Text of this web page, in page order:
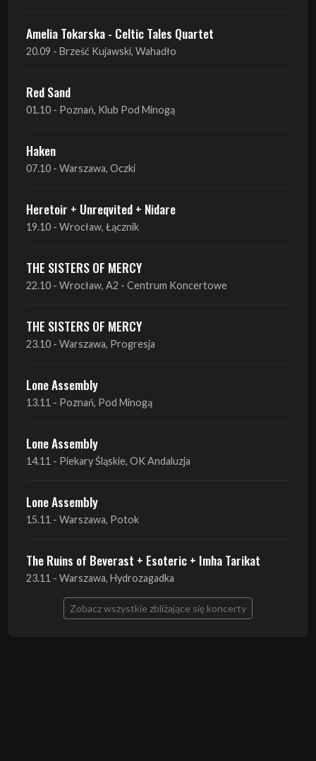
Amelia Tokarska - Celtic Tales Quartet
20.09 - Brześć Kujawski, Wahadło
Red Sand
01.10 - Poznań, Klub Pod Minogą
Haken
07.10 - Warszawa, Oczki
Heretoir + Unreqvited + Nidare
19.10 - Wrocław, Łącznik
THE SISTERS OF MERCY
22.10 - Wrocław, A2 - Centrum Koncertowe
THE SISTERS OF MERCY
23.10 - Warszawa, Progresja
Lone Assembly
13.11 - Poznań, Pod Minogą
Lone Assembly
14.11 - Piekary Śląskie, OK Andaluzja
Lone Assembly
15.11 - Warszawa, Potok
The Ruins of Beverast + Esoteric + Imha Tarikat
23.11 - Warszawa, Hydrozagadka
Zobacz wszystkie zbliżające się koncerty